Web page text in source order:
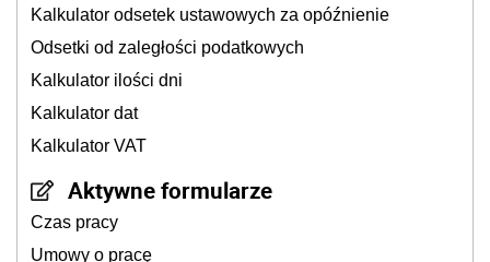
Kalkulator odsetek ustawowych za opóźnienie
Odsetki od zaległości podatkowych
Kalkulator ilości dni
Kalkulator dat
Kalkulator VAT
Aktywne formularze
Czas pracy
Umowy o pracę